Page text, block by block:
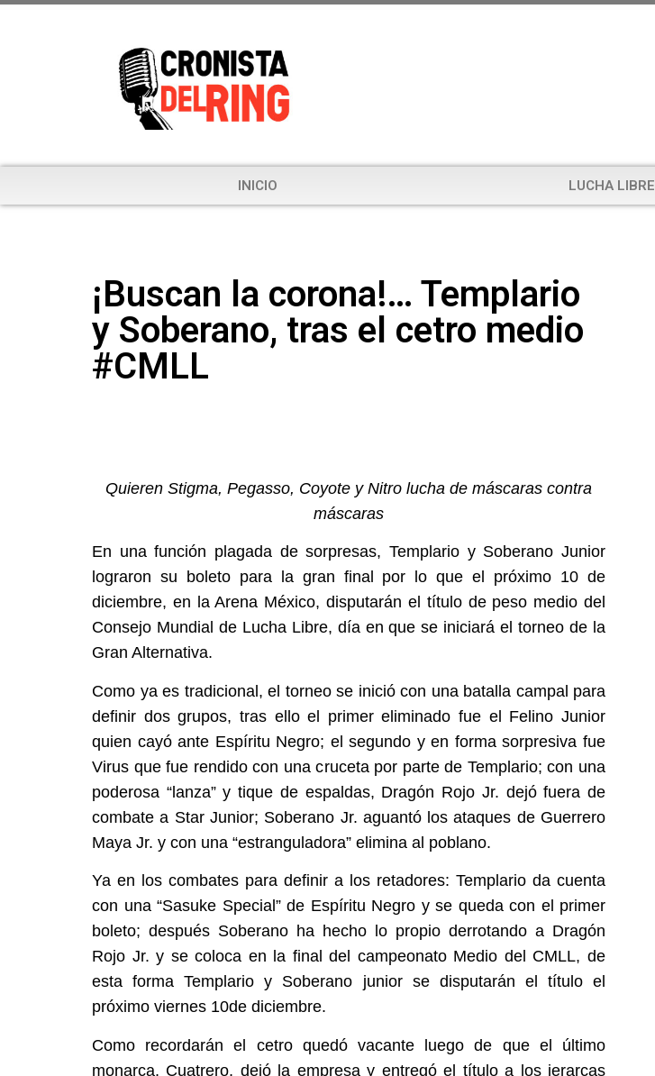
INICIO LUCHA LIBRE
¡Buscan la corona!… Templario
y Soberano, tras el cetro medio
#CMLL
Quieren Stigma, Pegasso, Coyote y Nitro lucha de máscaras contra
máscaras
En una función plagada de sorpresas, Templario y Soberano Junior
lograron su boleto para la gran final por lo que el próximo 10 de
diciembre, en la Arena México, disputarán el título de peso medio del
Consejo Mundial de Lucha Libre, día en que se iniciará el torneo de la
Gran Alternativa.
Como ya es tradicional, el torneo se inició con una batalla campal para
definir dos grupos, tras ello el primer eliminado fue el Felino Junior
quien cayó ante Espíritu Negro; el segundo y en forma sorpresiva fue
Virus que fue rendido con una cruceta por parte de Templario; con una
poderosa “lanza” y tique de espaldas, Dragón Rojo Jr. dejó fuera de
combate a Star Junior; Soberano Jr. aguantó los ataques de Guerrero
Maya Jr. y con una “estranguladora” elimina al poblano.
Ya en los combates para definir a los retadores: Templario da cuenta
con una “Sasuke Special” de Espíritu Negro y se queda con el primer
boleto; después Soberano ha hecho lo propio derrotando a Dragón
Rojo Jr. y se coloca en la final del campeonato Medio del CMLL, de
esta forma Templario y Soberano junior se disputarán el título el
próximo viernes 10de diciembre.
Como recordarán el cetro quedó vacante luego de que el último
monarca, Cuatrero, dejó la empresa y entregó el título a los jerarcas